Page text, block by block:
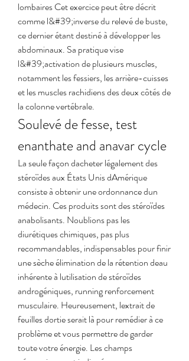
lombaires Cet exercice peut être décrit
comme l&#39;inverse du relevé de buste,
ce dernier étant destiné à développer les
abdominaux. Sa pratique vise
l&#39;activation de plusieurs muscles,
notamment les fessiers, les arrière-cuisses
et les muscles rachidiens des deux côtés de
la colonne vertébrale.
Soulevé de fesse, test
enanthate and anavar cycle
La seule façon dacheter légalement des
stéroïdes aux États Unis dAmérique
consiste à obtenir une ordonnance dun
médecin. Ces produits sont des stéroïdes
anabolisants. Noublions pas les
diurétiques chimiques, pas plus
recommandables, indispensables pour finir
une sèche élimination de la rétention deau
inhérente à lutilisation de stéroïdes
androgéniques, running renforcement
musculaire. Heureusement, lextrait de
feuilles dortie serait là pour remédier à ce
problème et vous permettre de garder
toute votre énergie. Les champs